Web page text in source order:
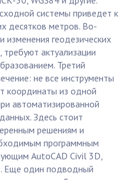
системы приведет к
десятков метров. Во-
геодезических
требуют актуализации
Третий
не все инструменты
координаты из одной
автоматизированной
Здесь стоит
решениям и
программным
AutoCAD Civil 3D,
Еще один подводный